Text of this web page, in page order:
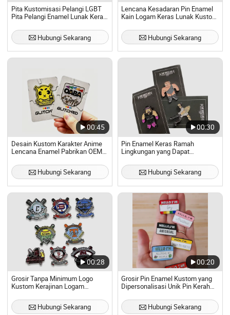
Pita Kustomisasi Pelangi LGBT
Pita Pelangi Enamel Lunak Keras
Kesadaran Terlaris
Hubungi Sekarang
Lencana Kesadaran Pin Enamel
Kain Logam Keras Lunak Kustom
Hubungi Sekarang
00:45
Desain Kustom Karakter Anime
Lencana Enamel Pabrikan OEM
Hubungi Sekarang
00:30
Pin Enamel Keras Ramah
Lingkungan yang Dapat
Unik
Hubungi Sekarang
00:28
Grosir Tanpa Minimum Logo
Kustom Kerajinan Logam
Lencana Enamel Lunak Keras
Logam Glitter Bisbol
Hubungi Sekarang
00:20
Grosir Pin Enamel Kustom yang
Dipersonalisasi Unik Pin Kerah
Hubungi Sekarang